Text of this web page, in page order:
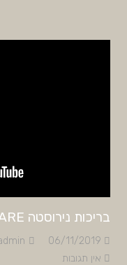
בריכות נירוסטה NATARE
06/11/2019
אין תגובות